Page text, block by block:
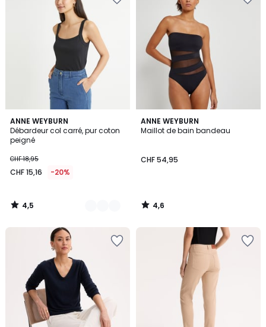
ANNE WEYBURN
Débardeur col carré, pur coton
peigné
CHF 18,95
CHF 15,16 -20%
4,5
/ 5
4
Couleurs
4,5
/
ANNE WEYBURN
Maillot de bain bandeau
CHF 54,95
4,6
/ 5
4,6
/